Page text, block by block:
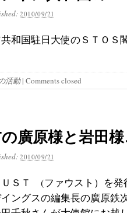
2010/09/21
和国駐日大使のＳＴＯＳ
活動 | Comments closed
廣原様と岩田
2010/09/21
ＳＴ (ファウスト）を発
イングスの編集長の廣原